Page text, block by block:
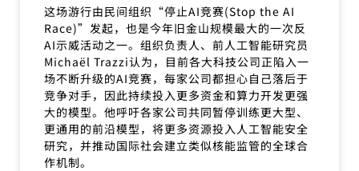
这场游行由民间组织“停止AI竞赛(Stop the AI
Race)”发起，也是今年旧金山规模最大的一次反
AI示威活动之一。组织负责人、前人工智能研究员
Michaël Trazzi认为，目前各大科技公司正陷入一
场不断升级的AI竞赛，每家公司都担心自己落后于
竞争对手，因此持续投入更多资金和算力开发更强
大的模型。他呼吁各家公司共同暂停训练更大型、
更通用的前沿模型，将更多资源投入人工智能安全
研究，并推动国际社会建立类似核能监管的全球合
作机制。